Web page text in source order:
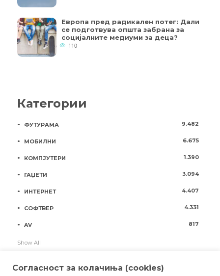
Европа пред радикален потег: Дали
се подготвува општа забрана за
социјалните медиуми за деца?
110
Категории
ФУТУРАМА 9.482
МОБИЛНИ 6.675
КОМПЈУТЕРИ 1.390
ГАЏЕТИ 3.094
ИНТЕРНЕТ 4.407
СОФТВЕР 4.331
AV 817
Show All
Согласност за колачиња (cookies)